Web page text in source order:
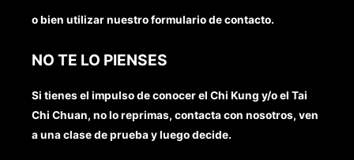
o bien utilizar nuestro formulario de contacto.
NO TE LO PIENSES
Si tienes el impulso de conocer el Chi Kung y/o el Tai
Chi Chuan, no lo reprimas, contacta con nosotros, ven
a una clase de prueba y luego decide.